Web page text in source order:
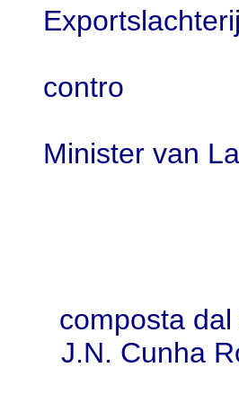
contro
Minister van
composta
J.N. Cunha